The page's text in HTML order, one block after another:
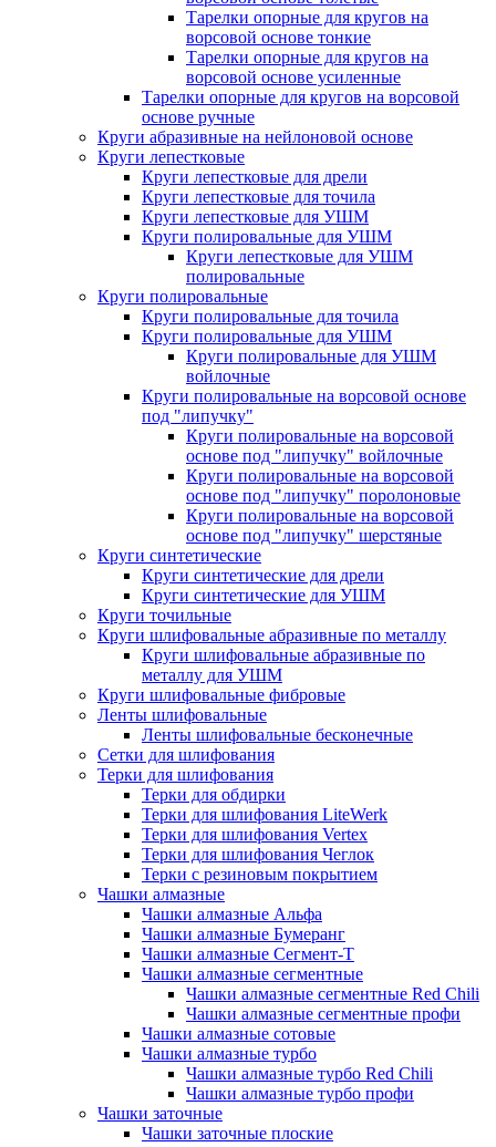
Тарелки опорные для кругов на
ворсовой основе тонкие
Тарелки опорные для кругов на
ворсовой основе усиленные
Тарелки опорные для кругов на ворсовой
основе ручные
Круги абразивные на нейлоновой основе
Круги лепестковые
Круги лепестковые для дрели
Круги лепестковые для точила
Круги лепестковые для УШМ
Круги полировальные для УШМ
Круги лепестковые для УШМ
полировальные
Круги полировальные
Круги полировальные для точила
Круги полировальные для УШМ
Круги полировальные для УШМ
войлочные
Круги полировальные на ворсовой основе
под "липучку"
Круги полировальные на ворсовой
основе под "липучку" войлочные
Круги полировальные на ворсовой
основе под "липучку" поролоновые
Круги полировальные на ворсовой
основе под "липучку" шерстяные
Круги синтетические
Круги синтетические для дрели
Круги синтетические для УШМ
Круги точильные
Круги шлифовальные абразивные по металлу
Круги шлифовальные абразивные по
металлу для УШМ
Круги шлифовальные фибровые
Ленты шлифовальные
Ленты шлифовальные бесконечные
Сетки для шлифования
Терки для шлифования
Терки для обдирки
Терки для шлифования LiteWerk
Терки для шлифования Vertex
Терки для шлифования Чеглок
Терки с резиновым покрытием
Чашки алмазные
Чашки алмазные Альфа
Чашки алмазные Бумеранг
Чашки алмазные Сегмент-Т
Чашки алмазные сегментные
Чашки алмазные сегментные Red Chili
Чашки алмазные сегментные профи
Чашки алмазные сотовые
Чашки алмазные турбо
Чашки алмазные турбо Red Chili
Чашки алмазные турбо профи
Чашки заточные
Чашки заточные плоские